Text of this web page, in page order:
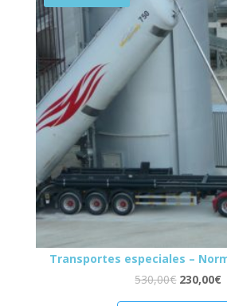
Transportes especiales –
530,00€ 230,00€